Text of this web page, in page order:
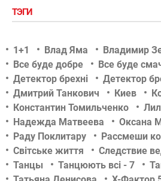
ТЭГИ
1+1 Влад Яма
Владимир
Все буде добре
Все буде
Детектор брехні
Детектор
Дмитрий Танкович
Киев
Константин Томильченко
Надежда Матвеева
Оксана
Раду Поклитару
Рассмеши
Світське життя
Следствие
Танцы
Танцюють всі - 7